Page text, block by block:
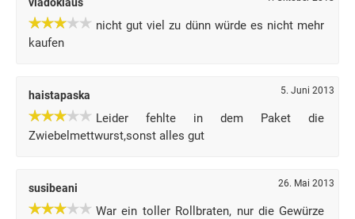
nicht gut viel zu dünn würde es nicht mehr
kaufen
haistapaska 5. Juni 2013
Leider fehlte in dem Paket die
Zwiebelmettwurst,sonst alles gut
susibeani 26. Mai 2013
War ein toller Rollbraten, nur die Gewürze